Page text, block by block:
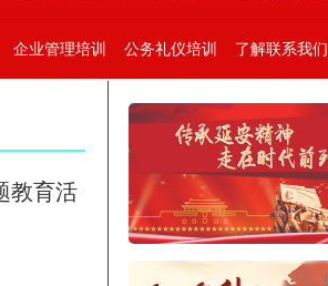
企业管理培训 公务礼仪培训 了解联系我们
教育活